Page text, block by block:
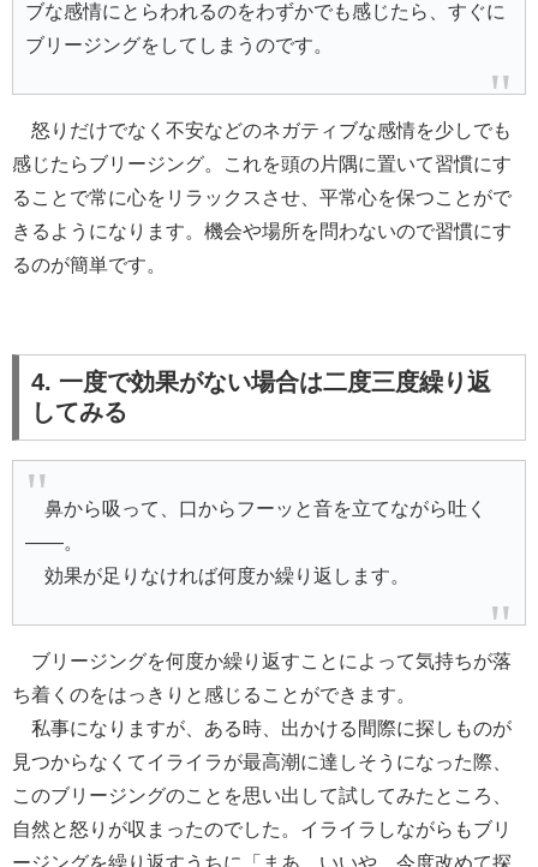
ブな感情にとらわれるのをわずかでも感じたら、すぐに
ブリージングをしてしまうのです。
怒りだけでなく不安などのネガティブな感情を少しでも
感じたらブリージング。これを頭の片隅に置いて習慣にす
ることで常に心をリラックスさせ、平常心を保つことがで
きるようになります。機会や場所を問わないので習慣にす
るのが簡単です。
4. 一度で効果がない場合は二度三度繰り返
してみる
鼻から吸って、口からフーッと音を立てながら吐く
――。
効果が足りなければ何度か繰り返します。
ブリージングを何度か繰り返すことによって気持ちが落
ち着くのをはっきりと感じることができます。
私事になりますが、ある時、出かける間際に探しものが
見つからなくてイライラが最高潮に達しそうになった際、
このブリージングのことを思い出して試してみたところ、
自然と怒りが収まったのでした。イライラしながらもブリ